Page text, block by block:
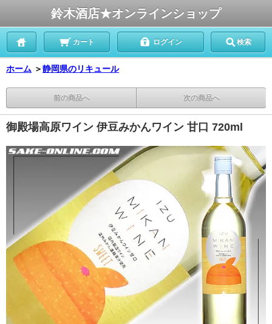
鈴木酒店★オンラインショップ
カート ログイン 検索
ホーム ＞静岡県のリキュール
前の商品へ 次の商品へ
御殿場高原ワイン 伊豆みかんワイン 甘口 720ml